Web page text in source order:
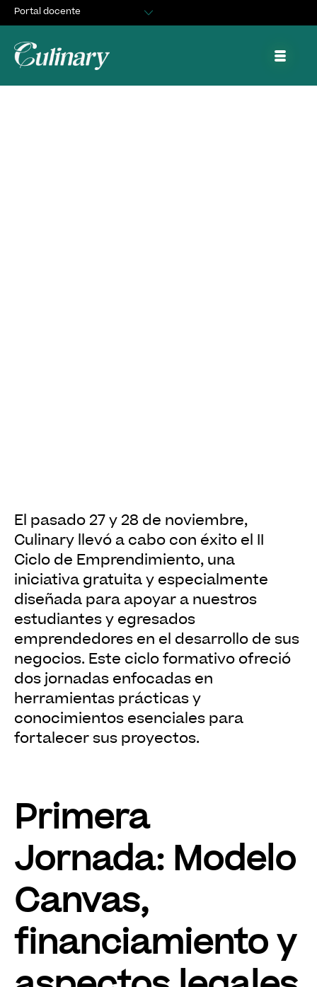
Portal docente
Portal de trabajo y prácticas
El pasado 27 y 28 de noviembre,
Culinary llevó a cabo con éxito el II
Ciclo de Emprendimiento, una
iniciativa gratuita y especialmente
diseñada para apoyar a nuestros
estudiantes y egresados
emprendedores en el desarrollo de sus
negocios. Este ciclo formativo ofreció
dos jornadas enfocadas en
herramientas prácticas y
conocimientos esenciales para
fortalecer sus proyectos.
Primera
Jornada: Modelo
Canvas,
financiamiento y